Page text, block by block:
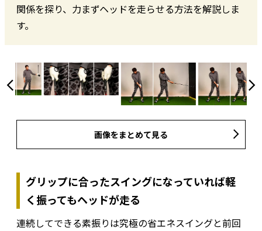
関係を探り、力まずヘッドを走らせる方法を解説しま
す。
画像をまとめて見る
グリップに合ったスイングになっていれば軽
く振ってもヘッドが走る
連続してできる素振りは究極の省エネスイングと前回